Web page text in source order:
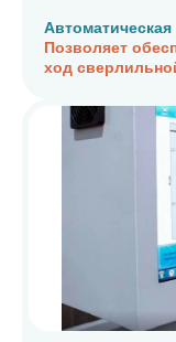
Позволяет
ход